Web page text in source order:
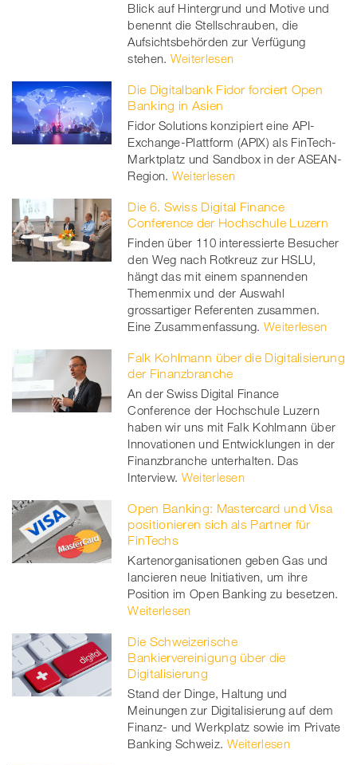
Blick auf Hintergrund und Motive und
benennt die Stellschrauben, die
Aufsichtsbehörden zur Verfügung
stehen. Weiterlesen
Die Digitalbank Fidor forciert Open
Banking in Asien
Fidor Solutions konzipiert eine API-
Exchange-Plattform (APIX) als FinTech-
Marktplatz und Sandbox in der ASEAN-
Region. Weiterlesen
Die 6. Swiss Digital Finance
Conference der Hochschule Luzern
Finden über 110 interessierte Besucher
den Weg nach Rotkreuz zur HSLU,
hängt das mit einem spannenden
Themenmix und der Auswahl
grossartiger Referenten zusammen.
Eine Zusammenfassung. Weiterlesen
Falk Kohlmann über die Digitalisierung
der Finanzbranche
An der Swiss Digital Finance
Conference der Hochschule Luzern
haben wir uns mit Falk Kohlmann über
Innovationen und Entwicklungen in der
Finanzbranche unterhalten. Das
Interview. Weiterlesen
Open Banking: Mastercard und Visa
positionieren sich als Partner für
FinTechs
Kartenorganisationen geben Gas und
lancieren neue Initiativen, um ihre
Position im Open Banking zu besetzen.
Weiterlesen
Die Schweizerische
Bankiervereinigung über die
Digitalisierung
Stand der Dinge, Haltung und
Meinungen zur Digitalisierung auf dem
Finanz- und Werkplatz sowie im Private
Banking Schweiz. Weiterlesen